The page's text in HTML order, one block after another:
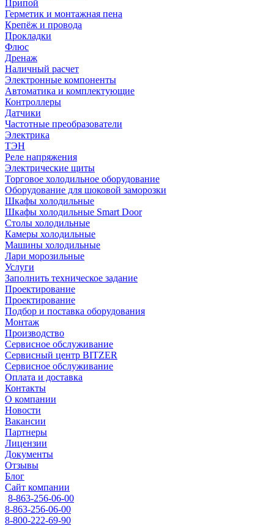
Припой
Герметик и монтажная пена
Крепёж и провода
Прокладки
Флюс
Дренаж
Наличный расчет
Электронные компоненты
Автоматика и комплектующие
Контроллеры
Датчики
Частотные преобразователи
Электрика
ТЭН
Реле напряжения
Электрические щиты
Торговое холодильное оборудование
Оборудование для шоковой заморозки
Шкафы холодильные
Шкафы холодильные Smart Door
Столы холодильные
Камеры холодильные
Машины холодильные
Лари морозильные
Услуги
Заполнить техническое задание
Проектирование
Проектирование
Подбор и поставка оборудования
Монтаж
Производство
Сервисное обслуживание
Сервисный центр BITZER
Сервисное обслуживание
Оплата и доставка
Контакты
О компании
Новости
Вакансии
Партнеры
Лицензии
Документы
Отзывы
Блог
Сайт компании
8-863-256-06-00
8-863-256-06-00
8-800-222-69-90